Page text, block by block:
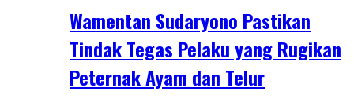
Wamentan Sudaryono Pastikan
Tindak Tegas Pelaku yang Rugikan
Peternak Ayam dan Telur